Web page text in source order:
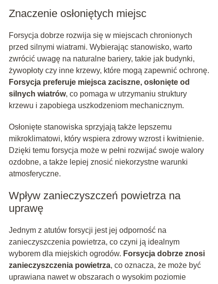
Znaczenie osłoniętych miejsc
Forsycja dobrze rozwija się w miejscach chronionych
przed silnymi wiatrami. Wybierając stanowisko, warto
zwrócić uwagę na naturalne bariery, takie jak budynki,
żywopłoty czy inne krzewy, które mogą zapewnić ochronę.
Forsycja preferuje miejsca zaciszne, osłonięte od
silnych wiatrów, co pomaga w utrzymaniu struktury
krzewu i zapobiega uszkodzeniom mechanicznym.
Osłonięte stanowiska sprzyjają także lepszemu
mikroklimatowi, który wspiera zdrowy wzrost i kwitnienie.
Dzięki temu forsycja może w pełni rozwijać swoje walory
ozdobne, a także lepiej znosić niekorzystne warunki
atmosferyczne.
Wpływ zanieczyszczeń powietrza na
uprawę
Jednym z atutów forsycji jest jej odporność na
zanieczyszczenia powietrza, co czyni ją idealnym
wyborem dla miejskich ogrodów. Forsycja dobrze znosi
zanieczyszczenia powietrza, co oznacza, że może być
uprawiana nawet w obszarach o wysokim poziomie